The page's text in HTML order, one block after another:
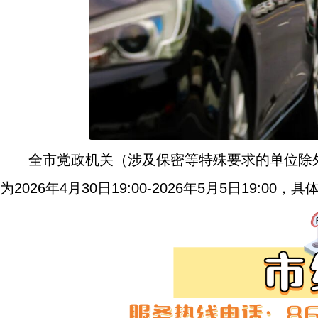
全市党政机关（涉及保密等特殊要求的单位
为2026年4月30日19:00-2026年5月5日19:00，具